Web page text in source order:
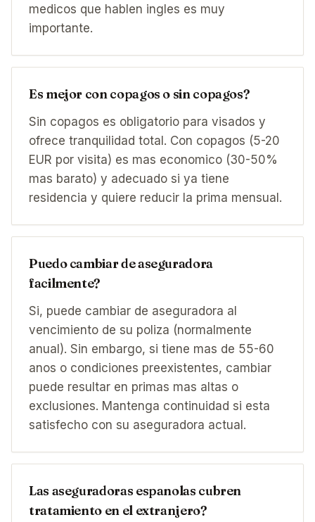
medicos que hablen ingles es muy
importante.
Es mejor con copagos o sin copagos?
Sin copagos es obligatorio para visados y
ofrece tranquilidad total. Con copagos (5-20
EUR por visita) es mas economico (30-50%
mas barato) y adecuado si ya tiene
residencia y quiere reducir la prima mensual.
Puedo cambiar de aseguradora
facilmente?
Si, puede cambiar de aseguradora al
vencimiento de su poliza (normalmente
anual). Sin embargo, si tiene mas de 55-60
anos o condiciones preexistentes, cambiar
puede resultar en primas mas altas o
exclusiones. Mantenga continuidad si esta
satisfecho con su aseguradora actual.
Las aseguradoras espanolas cubren
tratamiento en el extranjero?